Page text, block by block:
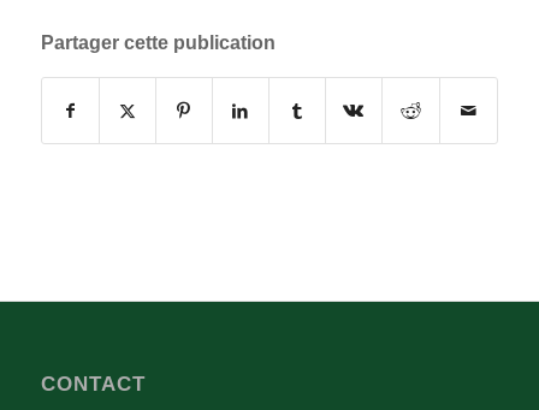
Partager cette publication
CONTACT